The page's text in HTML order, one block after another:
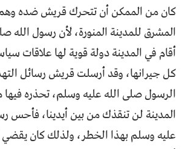
كان من الممكن أن تتحرك قريش ضده
المشرق للمدينة المنورة، لأن رسول الله
أقام في المدينة دولة قوية لها علاقات
كل جيرانها، وقد أرسلت قريش رسائل
الرسول صلى الله عليه وسلم، تحذره
المدينة لن تنقذك من بين أيدينا، فأحس
عليه وسلم بهذا الخطر، ولذلك كان يقضي